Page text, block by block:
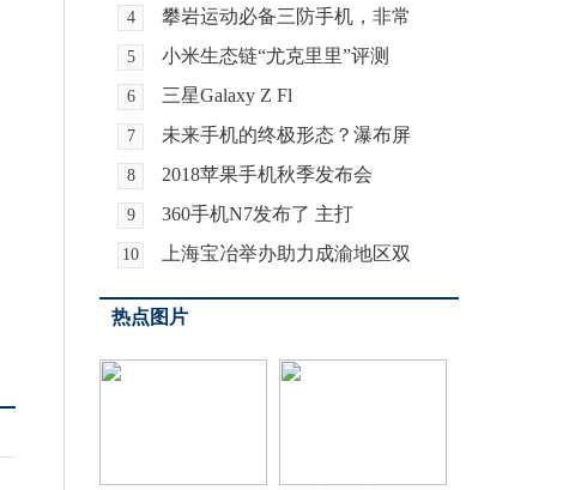
4 攀岩运动必备三防手机，非常
5 小米生态链“尤克里里”评测
6 三星Galaxy Z Fl
7 未来手机的终极形态？瀑布屏
8 2018苹果手机秋季发布会
9 360手机N7发布了 主打
10 上海宝冶举办助力成渝地区双
热点图片